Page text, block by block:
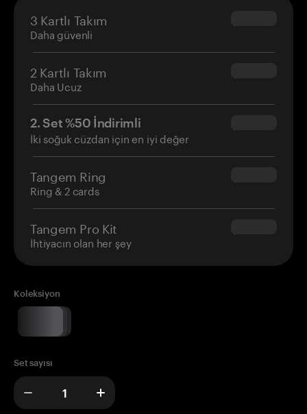
3 Kartlı Takım
Daha güvenli
$69.90
2 Kartlı Takım
Daha Ucuz
$54.90
2. Set %50 İndirimli
İki soğuk cüzdan için en iyi değer
$34.95
Tangem Ring
Ring & 2 cards
$160.00
Tangem Pro Kit
İhtiyacın olan her şey
$180.00
Koleksiyon
Set sayısı